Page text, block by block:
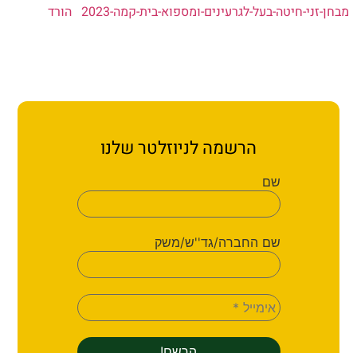
חיטה-בעל-לגרעינים-ומספוא-בית-קמה-2023 הורד
הרשמה לניוזלטר שלנו
שם החברה/גד''ש/משק